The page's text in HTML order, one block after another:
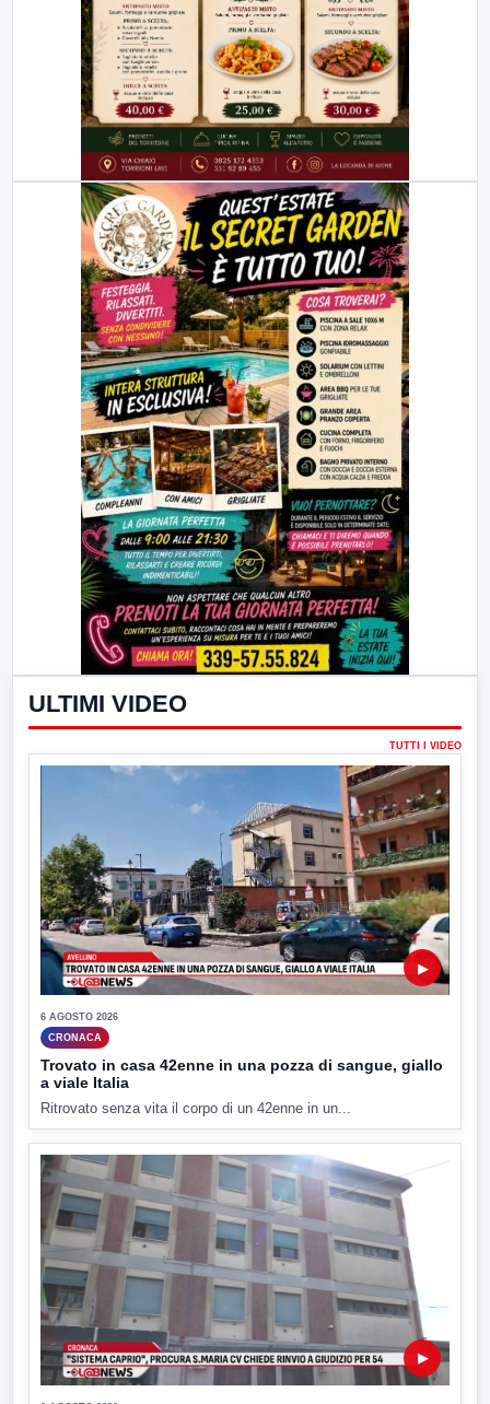
ULTIMI VIDEO
TUTTI I VIDEO
▶
6 AGOSTO 2026
CRONACA
Trovato in casa 42enne in una pozza di sangue, giallo
a viale Italia
Ritrovato senza vita il corpo di un 42enne in un...
▶